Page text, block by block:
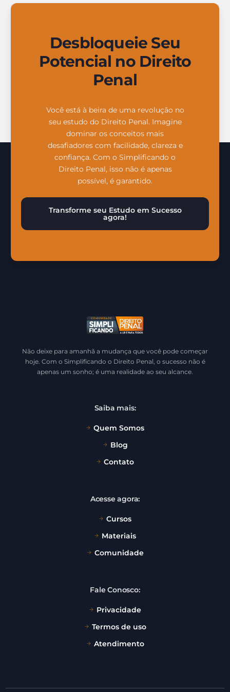
Desbloqueie Seu
Potencial no Direito
Penal
Você está à beira de uma revolução no
seu estudo do Direito Penal. Imagine
dominar os conceitos mais
desafiadores com facilidade, clareza e
confiança. Com o Simplificando o
Direito Penal, isso não é apenas
possível, é garantido.
Transforme seu Estudo em Sucesso
agora!
Não deixe para amanhã a mudança que você pode começar
hoje. Com o Simplificando o Direito Penal, o sucesso não é
apenas um sonho; é uma realidade ao seu alcance.
Saiba mais:
Quem Somos
Blog
Contato
Acesse agora:
Cursos
Materiais
Comunidade
Fale Conosco:
Privacidade
Termos de uso
Atendimento